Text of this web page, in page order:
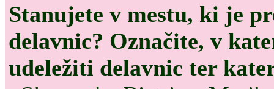
Stanujete v mestu, ki je
delavnic? Označite, v
udeležiti delavnic ter